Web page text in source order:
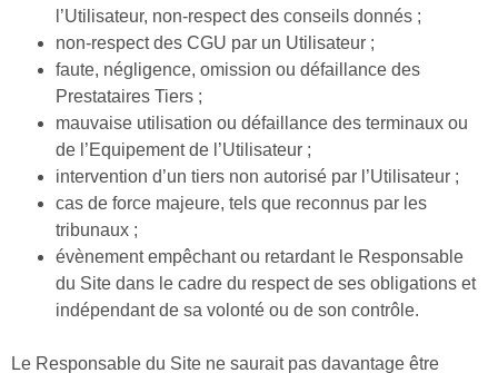
l’Utilisateur, non-respect des conseils donnés ;
non-respect des CGU par un Utilisateur ;
faute, négligence, omission ou défaillance des
Prestataires Tiers ;
mauvaise utilisation ou défaillance des terminaux ou
de l’Equipement de l’Utilisateur ;
intervention d’un tiers non autorisé par l’Utilisateur ;
cas de force majeure, tels que reconnus par les
tribunaux ;
évènement empêchant ou retardant le Responsable
du Site dans le cadre du respect de ses obligations et
indépendant de sa volonté ou de son contrôle.
Le Responsable du Site ne saurait pas davantage être